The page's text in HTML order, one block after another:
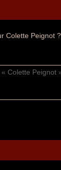
Colette Peignot